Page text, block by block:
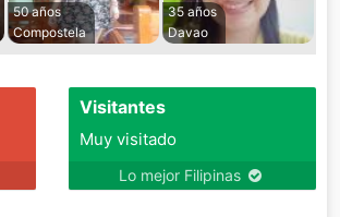
50 años
Compostela
35 años
Davao
Visitantes
Muy visitado
Lo mejor Filipinas